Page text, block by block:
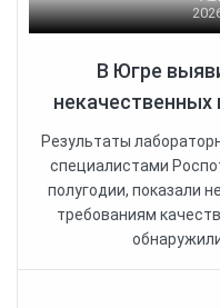
В Югре
некачественных
Результаты
специалистами
полугодии, показали
требованиям